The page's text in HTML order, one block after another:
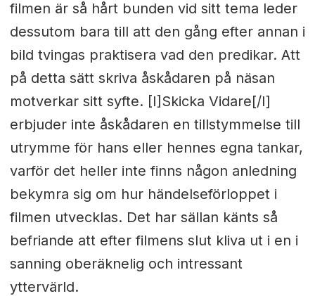
filmen är så hårt bunden vid sitt tema leder
dessutom bara till att den gång efter annan i
bild tvingas praktisera vad den predikar. Att
på detta sätt skriva åskådaren på näsan
motverkar sitt syfte. [I]Skicka Vidare[/I]
erbjuder inte åskådaren en tillstymmelse till
utrymme för hans eller hennes egna tankar,
varför det heller inte finns någon anledning
bekymra sig om hur händelseförloppet i
filmen utvecklas. Det har sällan känts så
befriande att efter filmens slut kliva ut i en i
sanning oberäknelig och intressant
yttervärld.